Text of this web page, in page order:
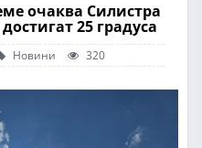
очаква Силистра
25 градуса
Новини 320